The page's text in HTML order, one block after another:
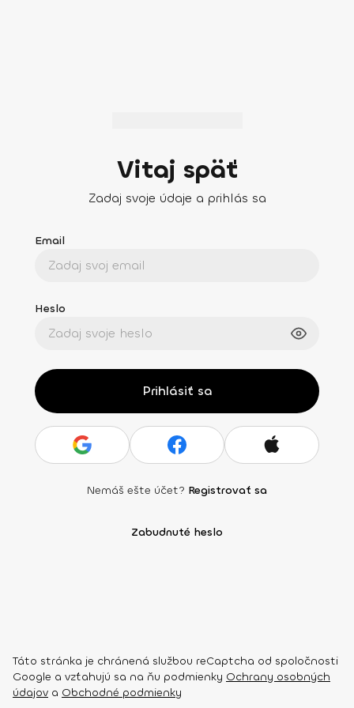
Vitaj späť
Zadaj svoje údaje a prihlás sa
Email
Heslo
Prihlásiť sa
Nemáš ešte účet? Registrovať sa
Zabudnuté heslo
Táto stránka je chránená službou reCaptcha od spoločnosti
Google a vzťahujú sa na ňu podmienky Ochrany osobných
údajov a Obchodné podmienky